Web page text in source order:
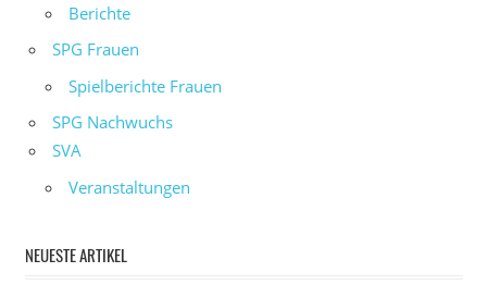
Berichte
SPG Frauen
Spielberichte Frauen
SPG Nachwuchs
SVA
Veranstaltungen
NEUESTE ARTIKEL